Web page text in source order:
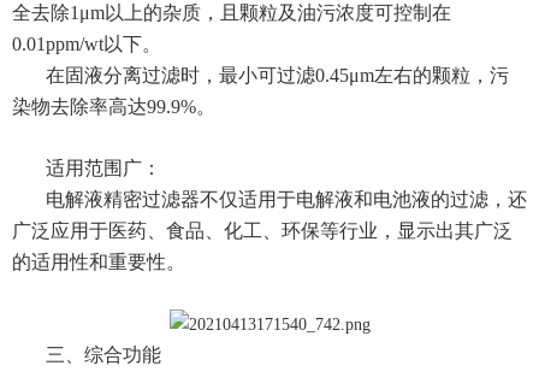
全去除1μm以上的杂质，且颗粒及油污浓度可控制在
0.01ppm/wt以下。
在固液分离过滤时，最小可过滤0.45μm左右的颗粒，污
染物去除率高达99.9%。
适用范围广：
电解液精密过滤器不仅适用于电解液和电池液的过滤，还
广泛应用于医药、食品、化工、环保等行业，显示出其广泛
的适用性和重要性。
三、综合功能